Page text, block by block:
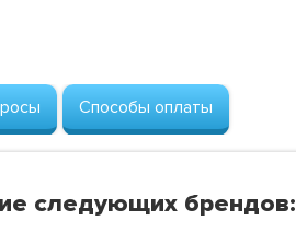
Способы оплаты
следующих брендов: